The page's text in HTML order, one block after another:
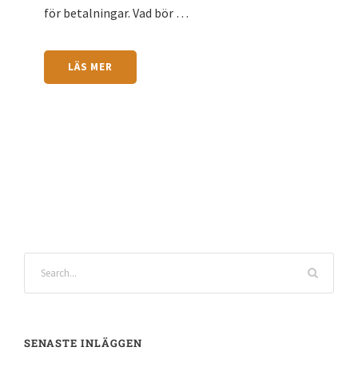
för betalningar. Vad bör …
LÄS MER
SENASTE INLÄGGEN